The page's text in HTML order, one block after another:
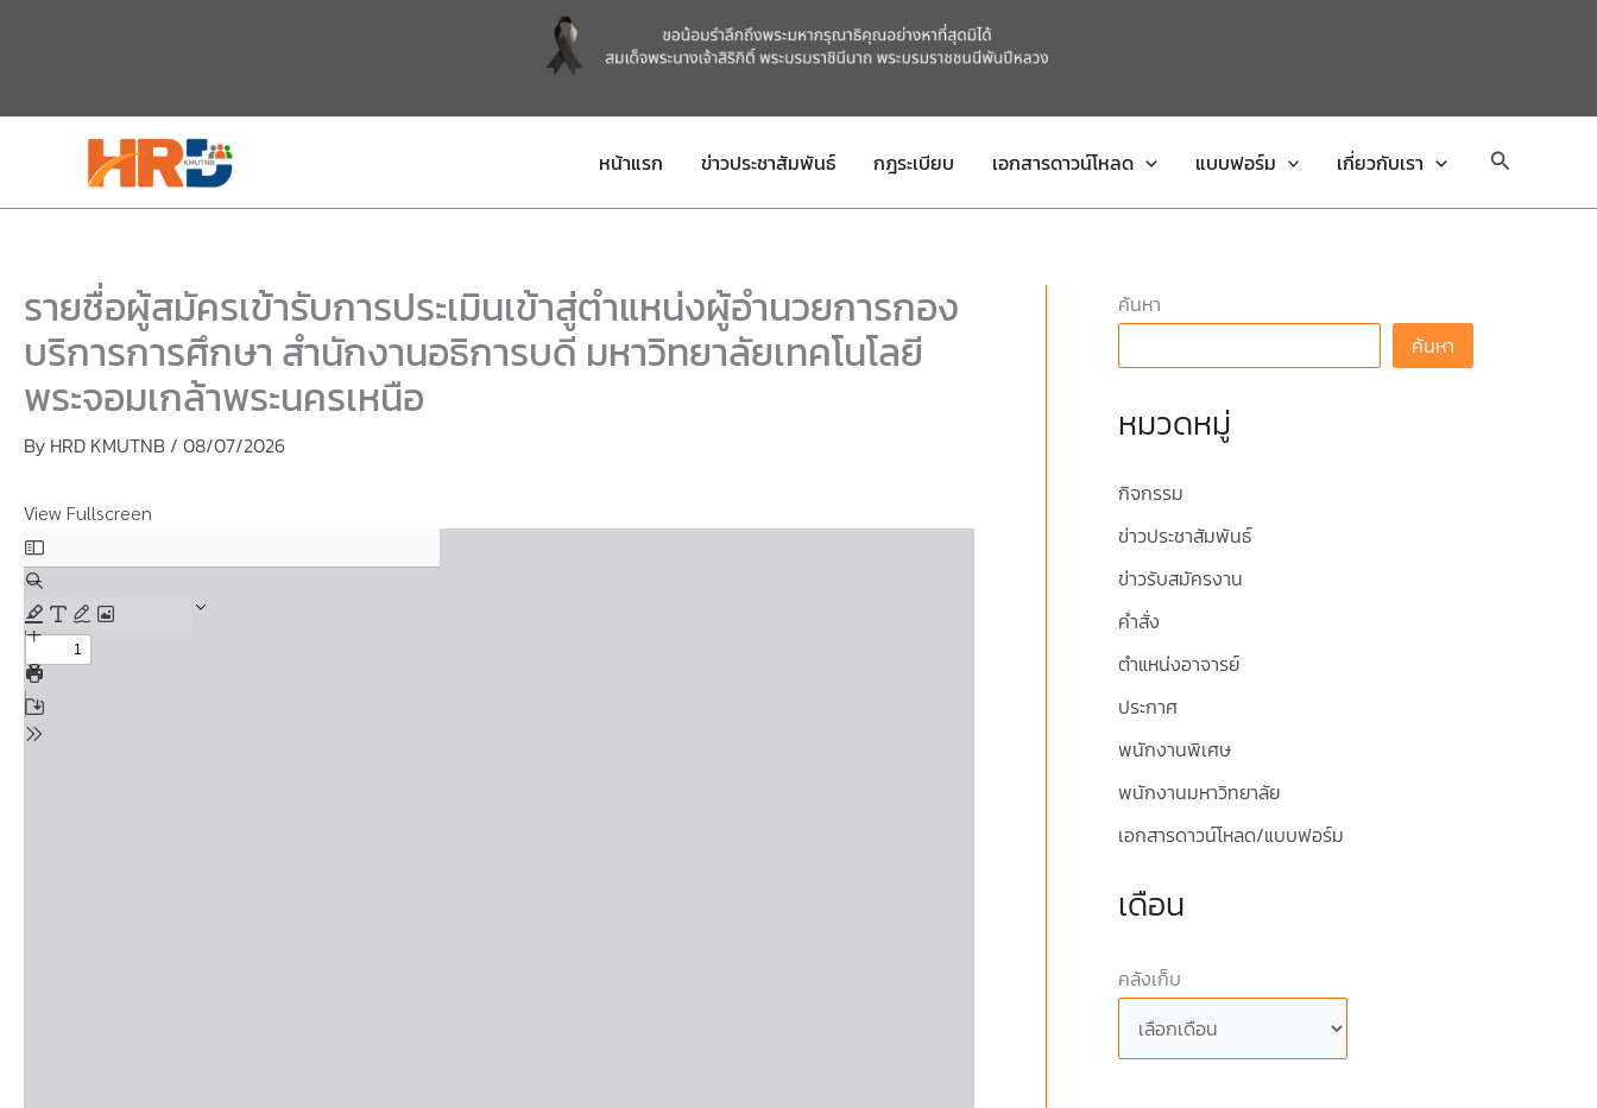
หน้าแรก ข่าวประชาสัมพันธ์ กฎระเบียบ เอกสารดาวน์โหลด แบบฟอร์ม เกี่ยวกับเรา Search
รายชื่อผู้สมัครเข้ารับการประเมินเข้าสู่ตำแหน่งผู้อำนวยการกอง
บริการการศึกษา สำนักงานอธิการบดี มหาวิทยาลัยเทคโนโลยี
พระจอมเกล้าพระนครเหนือ
By HRD KMUTNB / 08/07/2026
View Fullscreen
ค้นหา
ค้นหา
หมวดหมู่
กิจกรรม
ข่าวประชาสัมพันธ์
ข่าวรับสมัครงาน
คำสั่ง
ตำแหน่งอาจารย์
ประกาศ
พนักงานพิเศษ
พนักงานมหาวิทยาลัย
เอกสารดาวน์โหลด/แบบฟอร์ม
เดือน
คลังเก็บ